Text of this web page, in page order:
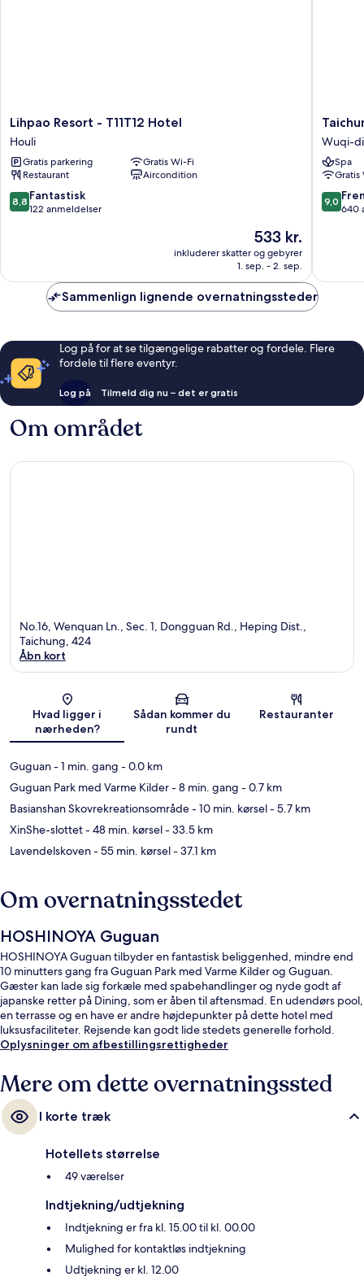
Lihpao
Resort
-
T11T12
Hotel
Houli
Lihpao Resort - T11T12 Hotel
Houli
Gratis parkering
Gratis Wi-Fi
Restaurant
Aircondition
8.8
ud
anmeldelser
8,8 Fantastisk
122 anmeldelser
Prisen
er
533 kr.
533 kr.
inkluderer skatter og gebyrer
1. sep. - 2. sep.
Harbor
Hotel
Wuqi-
Wuqi-
Spa
Gratis
9.0
ud
9,0
640
Sammenlign lignende overnatningssteder
Log på for at se tilgængelige rabatter og fordele. Flere
fordele til flere eventyr.
Log på Tilmeld dig nu – det er gratis
Om området
No.16, Wenquan Ln., Sec. 1, Dongguan Rd., Heping Dist.,
Taichung, 424
Åbn kort
Hvad ligger i
nærheden?
Sådan kommer du
rundt
Restauranter
Guguan- 1 min. gang - 0.0 km
Guguan Park med Varme Kilder- 8 min. gang - 0.7 km
Basianshan Skovrekreationsområde- 10 min. kørsel- 5.7 km
XinShe-slottet- 48 min. kørsel- 33.5 km
Lavendelskoven- 55 min. kørsel- 37.1 km
Om overnatningsstedet
HOSHINOYA Guguan
HOSHINOYA Guguan tilbyder en fantastisk beliggenhed, mindre end
10 minutters gang fra Guguan Park med Varme Kilder og Guguan.
Gæster kan lade sig forkæle med spabehandlinger og nyde godt af
japanske retter på Dining, som er åben til aftensmad. En udendørs pool,
en terrasse og en have er andre højdepunkter på dette hotel med
luksusfaciliteter. Rejsende kan godt lide stedets generelle forhold.
Oplysninger om afbestillingsrettigheder
Mere om dette overnatningssted
I korte træk
Hotellets størrelse
49 værelser
Indtjekning/udtjekning
Indtjekning er fra kl. 15.00 til kl. 00.00
Mulighed for kontaktløs indtjekning
Udtjekning er kl. 12.00